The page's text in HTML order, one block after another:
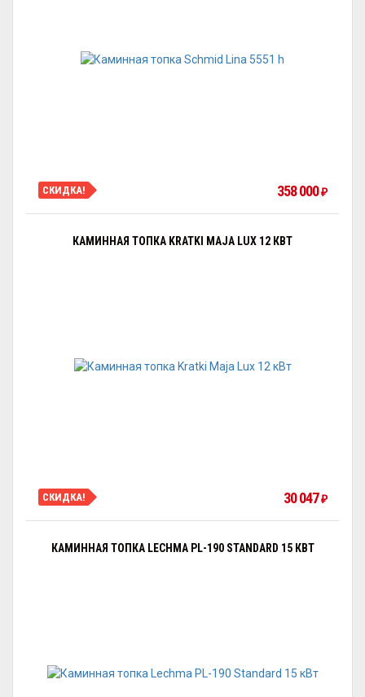
СКИДКА! 358 000 ₽
КАМИННАЯ ТОПКА KRATKI MAJA LUX 12 КВТ
СКИДКА! 30 047 ₽
КАМИННАЯ ТОПКА LECHMA PL-190 STANDARD 15 КВТ